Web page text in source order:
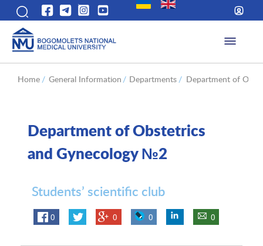
Home / General Information / Departments / Department of
Department of Obstetrics
and Gynecology №2
Students’ scientific club
0 0 0 0